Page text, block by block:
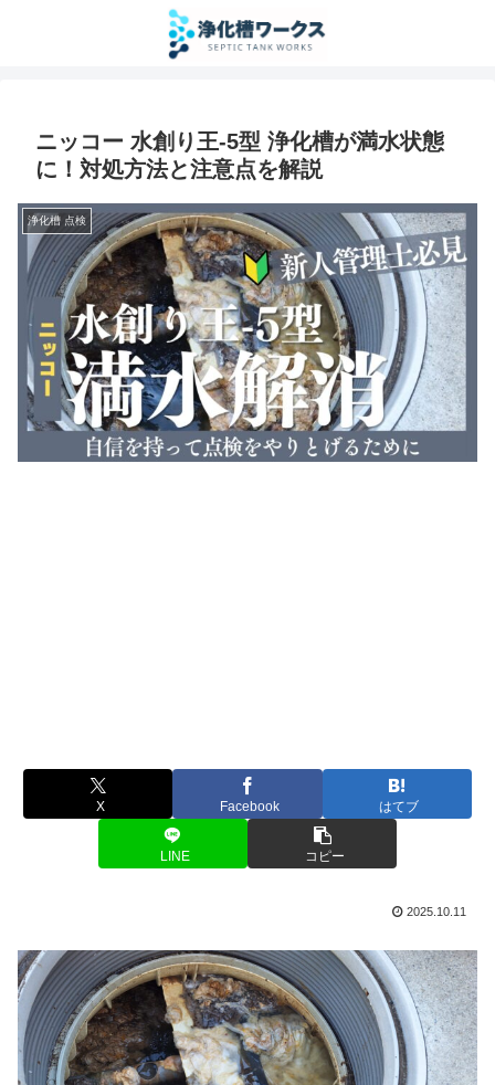
ニッコー 水創り王-5型 浄化槽が満水状態
に！対処方法と注意点を解説
浄化槽 点検
X Facebook はてブ
LINE コピー
2025.10.11